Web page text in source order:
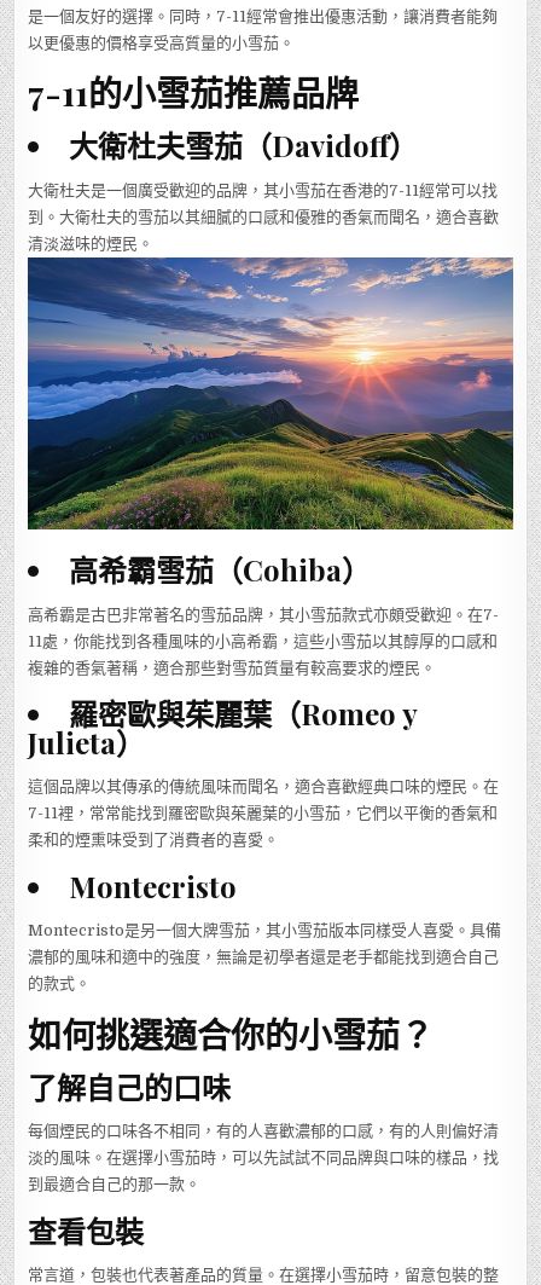
是一個友好的選擇。同時，7-11經常會推出優惠活動，讓消費者能夠
以更優惠的價格享受高質量的小雪茄。
7-11的小雪茄推薦品牌
大衛杜夫雪茄（Davidoff）
大衛杜夫是一個廣受歡迎的品牌，其小雪茄在香港的7-11經常可以找
到。大衛杜夫的雪茄以其細膩的口感和優雅的香氣而聞名，適合喜歡
清淡滋味的煙民。
高希霸雪茄（Cohiba）
高希霸是古巴非常著名的雪茄品牌，其小雪茄款式亦頗受歡迎。在7-
11處，你能找到各種風味的小高希霸，這些小雪茄以其醇厚的口感和
複雜的香氣著稱，適合那些對雪茄質量有較高要求的煙民。
羅密歐與茱麗葉（Romeo y
Julieta）
這個品牌以其傳承的傳統風味而聞名，適合喜歡經典口味的煙民。在
7-11裡，常常能找到羅密歐與茱麗葉的小雪茄，它們以平衡的香氣和
柔和的煙熏味受到了消費者的喜愛。
Montecristo
Montecristo是另一個大牌雪茄，其小雪茄版本同樣受人喜愛。具備
濃郁的風味和適中的強度，無論是初學者還是老手都能找到適合自己
的款式。
如何挑選適合你的小雪茄？
了解自己的口味
每個煙民的口味各不相同，有的人喜歡濃郁的口感，有的人則偏好清
淡的風味。在選擇小雪茄時，可以先試試不同品牌與口味的樣品，找
到最適合自己的那一款。
查看包裝
常言道，包裝也代表著產品的質量。在選擇小雪茄時，留意包裝的整